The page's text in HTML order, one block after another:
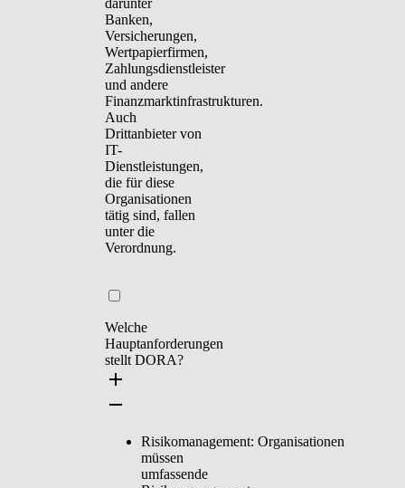
Banken,
Versicherungen,
Wertpapierfirmen,
Zahlungsdienstleister
und andere
Finanzmarktinfrastrukturen.
Auch
Drittanbieter von
IT-
Dienstleistungen,
die für diese
Organisationen
tätig sind, fallen
unter die
Verordnung.
Welche
Hauptanforderungen
stellt DORA?
Risikomanagement: Organisationen
müssen
umfassende